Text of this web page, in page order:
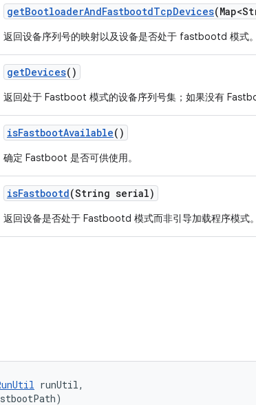
getBootloaderAndFastbootdTcpDevices
返回设备序列号的映射以及设备是否处于 fastbootd 模式。
getDevices()
返回处于 Fastboot 模式的设备序列号集；如果没有
isFastbootAvailable()
确定 Fastboot 是否可供使用。
isFastbootd(String serial)
返回设备是否处于 Fastbootd 模式而非引导加载程序模式。
runUtil,